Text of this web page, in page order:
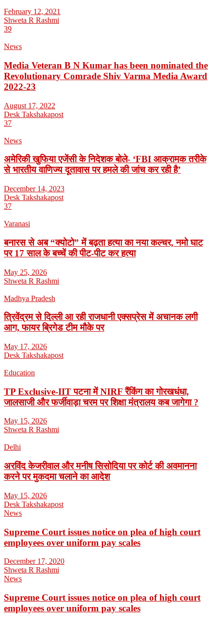
February 12, 2021
Shweta R Rashmi
39
News
Media Veteran B N Kumar has been nominated the
Revolutionary Comrade Shiv Varma Media Award
2022-23
August 17, 2022
Desk Takshakapost
37
News
अमेरिकी खुफिया एजेंसी के निदेशक बोले- ‘FBI आक्रामक तरीके
से भारतीय वाणिज्य दूतावास पर हमले की जांच कर रही है’
December 14, 2023
Desk Takshakapost
37
Varanasi
बनारस से अब “क्योटो” में बढ़ता हत्या का नया कल्चर, नमो घाट
पर 17 साल के बच्चें की पीट-पीट कर हत्या
May 25, 2026
Shweta R Rashmi
Madhya Pradesh
त्रिवेंद्रम से दिल्ली आ रही राजधानी एक्सप्रेस में अचानक लगी
आग, फायर ब्रिगेड टीम मौके पर
May 17, 2026
Desk Takshakapost
Education
TP Exclusive-IIT पटना में NIRF रैंकिंग का गोरखधंधा,
जालसाजी और फर्जीवाड़ा चरम पर शिक्षा मंत्रालय कब जागेगा ?
May 15, 2026
Shweta R Rashmi
Delhi
अरविंद केजरीवाल और मनीष सिसोदिया पर कोर्ट की अवमानना
करने पर मुकदमा चलाने का आदेश
May 15, 2026
Desk Takshakapost
News
Supreme Court issues notice on plea of high court
employees over uniform pay scales
December 17, 2020
Shweta R Rashmi
News
Supreme Court issues notice on plea of high court
employees over uniform pay scales